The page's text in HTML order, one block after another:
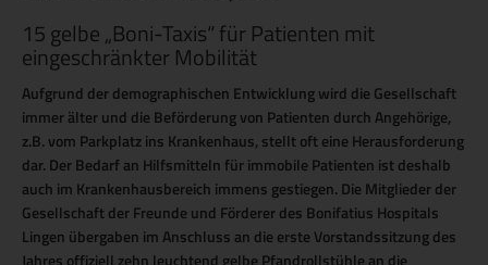
15 gelbe „Boni-Taxis“ für Patienten mit
eingeschränkter Mobilität
Aufgrund der demographischen Entwicklung wird die Gesellschaft
immer älter und die Beförderung von Patienten durch Angehörige,
z.B. vom Parkplatz ins Krankenhaus, stellt oft eine Herausforderung
dar. Der Bedarf an Hilfsmitteln für immobile Patienten ist deshalb
auch im Krankenhausbereich immens gestiegen. Die Mitglieder der
Gesellschaft der Freunde und Förderer des Bonifatius Hospitals
Lingen übergaben im Anschluss an die erste Vorstandssitzung des